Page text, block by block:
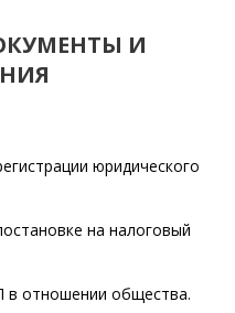
И
юридического
на налоговый
в отношении общества.